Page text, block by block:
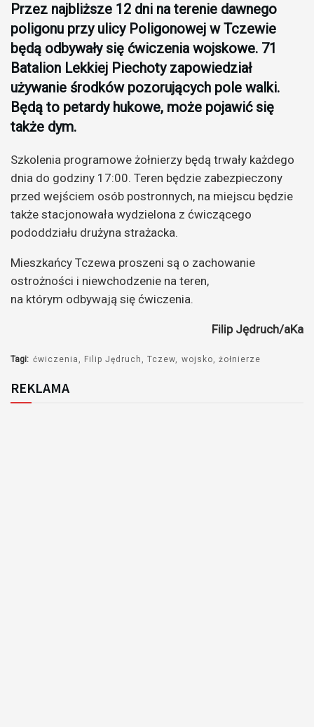
Przez najbliższe 12 dni na terenie dawnego
poligonu przy ulicy Poligonowej w Tczewie
będą odbywały się ćwiczenia wojskowe. 71
Batalion Lekkiej Piechoty zapowiedział
używanie środków pozorujących pole walki.
Będą to petardy hukowe, może pojawić się
także dym.
Szkolenia programowe żołnierzy będą trwały każdego
dnia do godziny 17:00. Teren będzie zabezpieczony
przed wejściem osób postronnych, na miejscu będzie
także stacjonowała wydzielona z ćwiczącego
pododdziału drużyna strażacka.
Mieszkańcy Tczewa proszeni są o zachowanie
ostrożności i niewchodzenie na teren,
na którym odbywają się ćwiczenia.
Filip Jędruch/aKa
Tagi: ćwiczenia Filip Jędruch Tczew wojsko żołnierze
REKLAMA